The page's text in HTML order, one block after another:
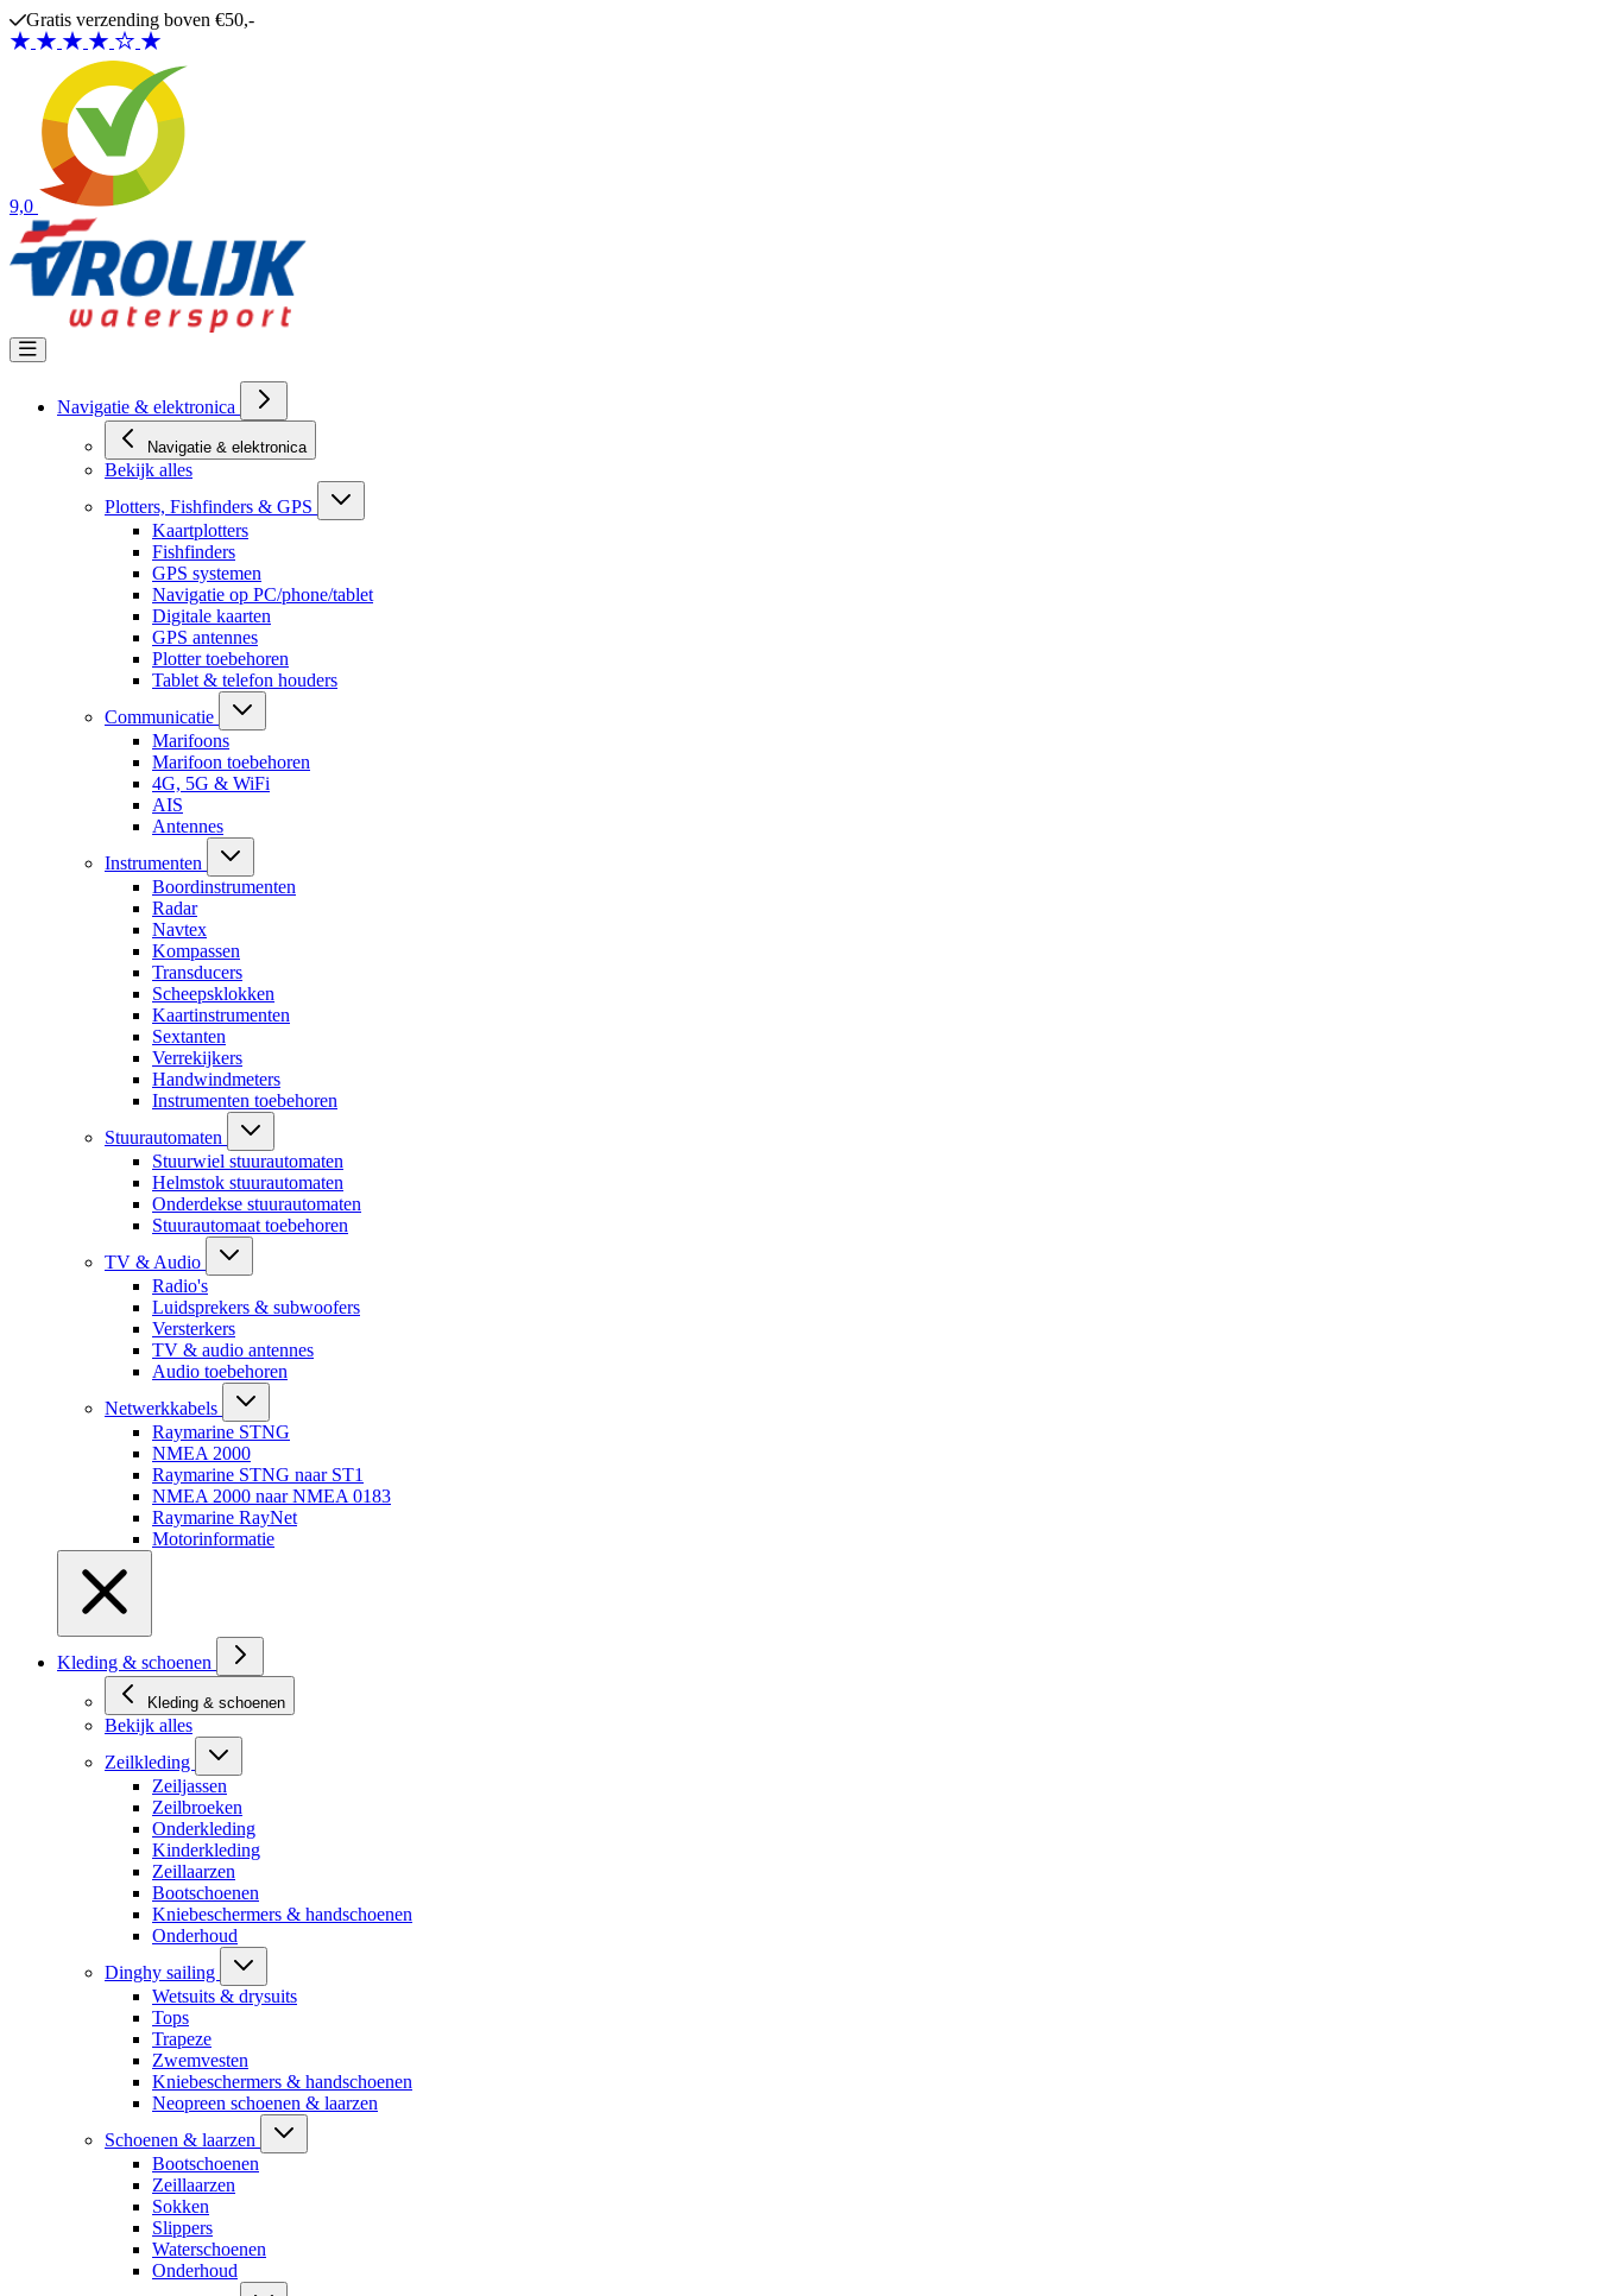
Ga naar de inhoud
Gratis verzending boven €50,-
9,0
Navigatie & elektronica
Navigatie & elektronica
Bekijk alles
Plotters, Fishfinders & GPS
Kaartplotters
Fishfinders
GPS systemen
Navigatie op PC/phone/tablet
Digitale kaarten
GPS antennes
Plotter toebehoren
Tablet & telefon houders
Communicatie
Marifoons
Marifoon toebehoren
4G, 5G & WiFi
AIS
Antennes
Instrumenten
Boordinstrumenten
Radar
Navtex
Kompassen
Transducers
Scheepsklokken
Kaartinstrumenten
Sextanten
Verrekijkers
Handwindmeters
Instrumenten toebehoren
Stuurautomaten
Stuurwiel stuurautomaten
Helmstok stuurautomaten
Onderdekse stuurautomaten
Stuurautomaat toebehoren
TV & Audio
Radio's
Luidsprekers & subwoofers
Versterkers
TV & audio antennes
Audio toebehoren
Netwerkkabels
Raymarine STNG
NMEA 2000
Raymarine STNG naar ST1
NMEA 2000 naar NMEA 0183
Raymarine RayNet
Motorinformatie
Kleding & schoenen
Kleding & schoenen
Bekijk alles
Zeilkleding
Zeiljassen
Zeilbroeken
Onderkleding
Kinderkleding
Zeillaarzen
Bootschoenen
Kniebeschermers & handschoenen
Onderhoud
Dinghy sailing
Wetsuits & drysuits
Tops
Trapeze
Zwemvesten
Kniebeschermers & handschoenen
Neopreen schoenen & laarzen
Schoenen & laarzen
Bootschoenen
Zeillaarzen
Sokken
Slippers
Waterschoenen
Onderhoud